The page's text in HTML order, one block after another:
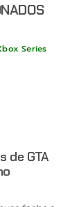
Series
de GTA